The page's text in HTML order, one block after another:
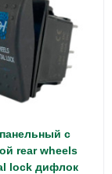
с
rear wheels
lock дифлок